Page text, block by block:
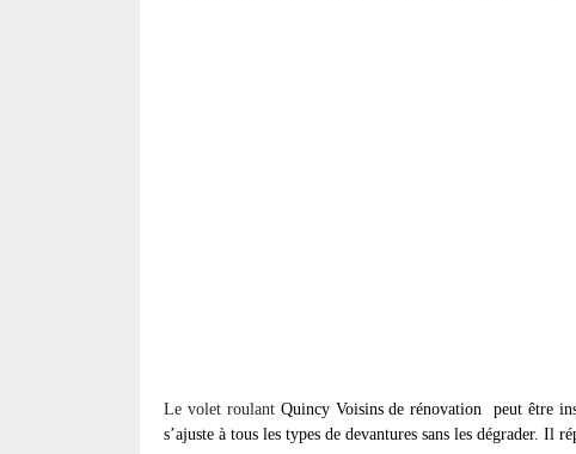
Le volet roulantQuincy Voisins de rénovation
peut être
s’ajuste à tous les types de devantures sans les dégrader.